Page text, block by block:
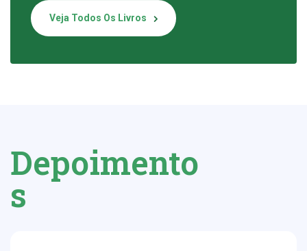
Veja Todos Os Livros
Depoimento
s